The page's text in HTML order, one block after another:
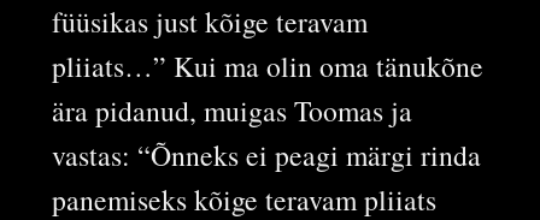
füüsikas just kõige teravam
pliiats…” Kui ma olin oma tänukõne
ära pidanud, muigas Toomas ja
vastas: “Õnneks ei peagi märgi rinda
panemiseks kõige teravam pliiats